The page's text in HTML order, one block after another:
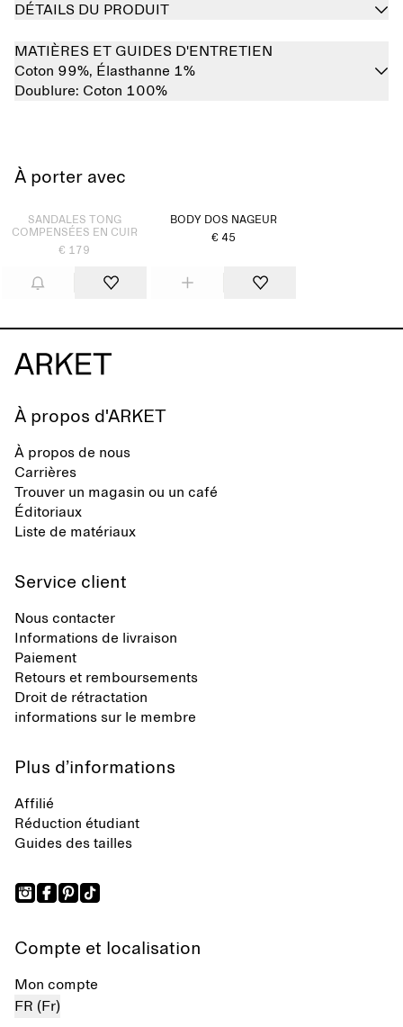
DÉTAILS DU PRODUIT
MATIÈRES ET GUIDES D'ENTRETIEN
Coton 99%, Élasthanne 1%
Doublure: Coton 100%
À porter avec
Épuisé
SANDALES TONG
COMPENSÉES EN CUIR
€ 179
BODY DOS NAGEUR
€ 45
À propos d'ARKET
À propos de nous
Carrières
Trouver un magasin ou un café
Éditoriaux
Liste de matériaux
Service client
Nous contacter
Informations de livraison
Paiement
Retours et remboursements
Droit de rétractation
informations sur le membre
Plus d’informations
Affilié
Réduction étudiant
Guides des tailles
Compte et localisation
Mon compte
FR (Fr)